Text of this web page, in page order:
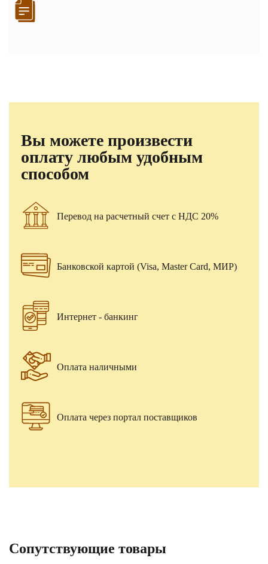
Вы можете произвести
оплату любым удобным
способом
Перевод на расчетный счет с НДС 20%
Банковской картой (Visa, Master Card, МИР)
Интернет - банкинг
Оплата наличными
Оплата через портал поставщиков
Сопутствующие товары